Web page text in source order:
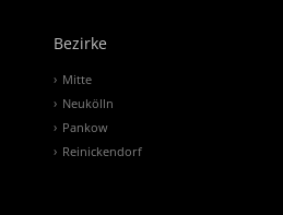
Bezirke
Mitte
Neukölln
Pankow
Reinickendorf